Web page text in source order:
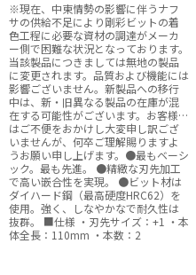
※現在、中東情勢の影響に伴うナフ
サの供給不足により剛彩ビットの着
色工程に必要な資材の調達がメーカ
ー側で困難な状況となっております。
当該製品につきましては無地の製品
に変更されます。品質および機能には
影響ございません。新製品への移行
中は、新・旧異なる製品の在庫が混
在する可能性がございます。お客様に
はご不便をおかけし大変申し訳ござ
いませんが、何卒ご理解賜りますよ
うお願い申し上げます。●最もベーシ
ック。最も先進。 ●精緻な刃先加工
で高い嵌合性を実現。 ●ビット材は
ダイハード鋼（最高硬度HRC62）を
使用。強く、しなやかなで耐久性は
抜群。 ■仕様 ・刃先サイズ：+1 ・本
体全長：110mm ・本数：2